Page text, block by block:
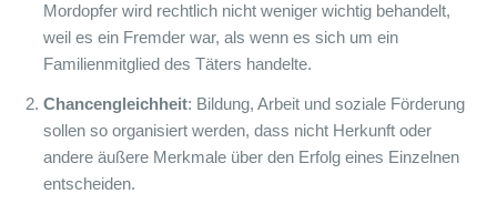
Mordopfer wird rechtlich nicht weniger wichtig behandelt,
weil es ein Fremder war, als wenn es sich um ein
Familienmitglied des Täters handelte.
Chancengleichheit: Bildung, Arbeit und soziale Förderung
sollen so organisiert werden, dass nicht Herkunft oder
andere äußere Merkmale über den Erfolg eines Einzelnen
entscheiden.